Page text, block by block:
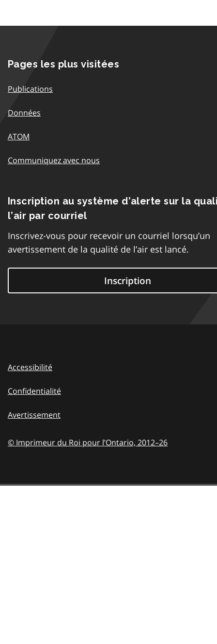
Pages les plus visitées
Publications
Données
ATOM
Communiquez avec nous
Inscription au système d’alerte sur la
l’air par courriel
Inscrivez-vous pour recevoir un courriel lorsqu’un
avertissement de la qualité de l’air est lancé.
Inscription
Accessibilité
Confidentialité
Avertissement
© Imprimeur du Roi pour l’Ontario, 2012–26